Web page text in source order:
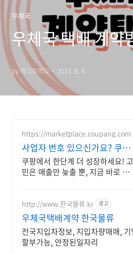
우체국
우체국 택배 계약
by 먹고또먹고 2023. 8. 9.
https://marketplace.coupang.com
사업자 번호 있으신가요? 쿠팡
공식 입점사이트
쿠팡에서 한단계 더 성장하세요! 고
민은 매출만 늦출 뿐, 지금 바로 입점
http://www.한국물류.kr 광고
우체국택배계약 한국물류
전국지입차정보, 지입차량매매,
할부가능, 안정된일자리